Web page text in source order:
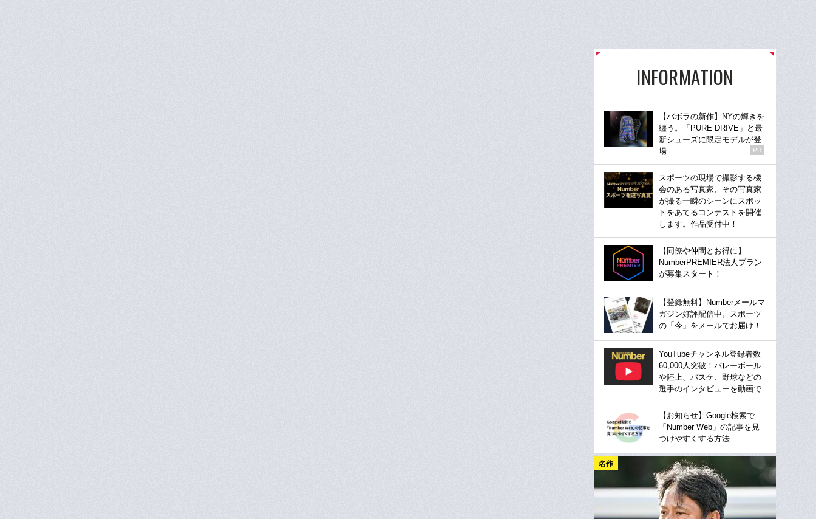
INFORMATION
【バボラの新作】NYの輝きを
纏う。「PURE DRIVE」と最
新シューズに限定モデルが登
場
PR
スポーツの現場で撮影する機
会のある写真家、その写真家
が撮る一瞬のシーンにスポッ
トをあてるコンテストを開催
します。作品受付中！
【同僚や仲間とお得に】
NumberPREMIER法人プラン
が募集スタート！
【登録無料】Numberメールマ
ガジン好評配信中。スポーツ
の「今」をメールでお届け！
YouTubeチャンネル登録者数
60,000人突破！バレーボール
や陸上、バスケ、野球などの
選手のインタビューを動画で
【お知らせ】Google検索で
「Number Web」の記事を見
つけやすくする方法
名作